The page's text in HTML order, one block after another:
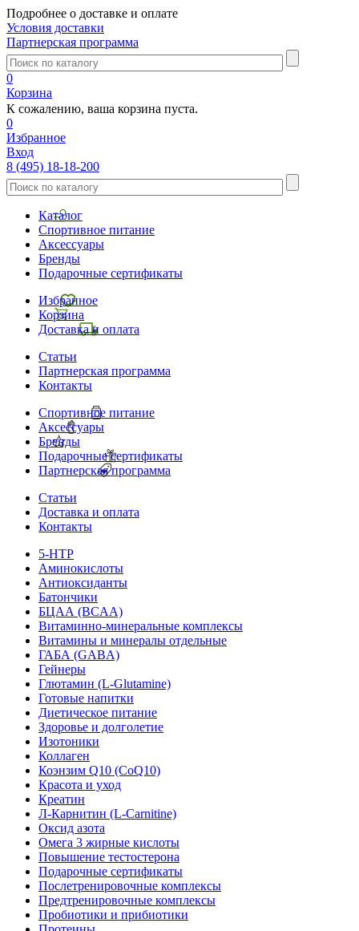
Подробнее о доставке и оплате
Условия доставки
Партнерская программа
0
Корзина
К сожалению, ваша корзина пуста.
0
Избранное
Вход
8 (495) 18-18-200
Каталог
Спортивное питание
Аксессуары
Бренды
Подарочные сертификаты
Избранное
Корзина
Доставка и оплата
Статьи
Партнерская программа
Контакты
Спортивное питание
Аксессуары
Бренды
Подарочные сертификаты
Партнерская программа
Статьи
Доставка и оплата
Контакты
5-HTP
Аминокислоты
Антиоксиданты
Батончики
БЦАА (BCAA)
Витаминно-минеральные комплексы
Витамины и минералы отдельные
ГАБА (GABA)
Гейнеры
Глютамин (L-Glutamine)
Готовые напитки
Диетическое питание
Здоровье и долголетие
Изотоники
Коллаген
Коэнзим Q10 (CoQ10)
Красота и уход
Креатин
Л-Карнитин (L-Сarnitine)
Оксид азота
Омега 3 жирные кислоты
Повышение тестостерона
Подарочные сертификаты
Послетренировочные комплексы
Предтренировочные комплексы
Пробиотики и прибиотики